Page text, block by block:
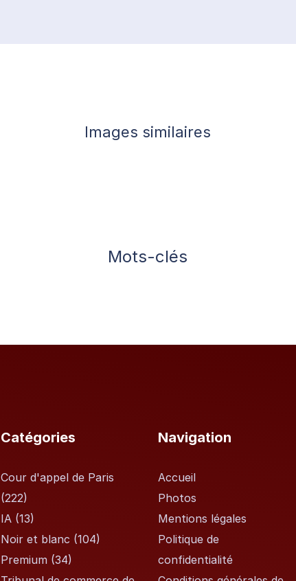
Images similaires
Mots-clés
Catégories
Cour d'appel de Paris
(222)
IA(13)
Noir et blanc (104)
Premium(34)
Navigation
Accueil
Photos
Mentions légales
Politique de
confidentialité